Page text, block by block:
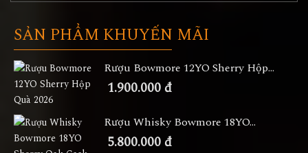
SẢN PHẨM KHUYẾN MÃI
Rượu Bowmore 12YO Sherry Hộp...
1.900.000 đ
Rượu Whisky Bowmore 18YO...
5.800.000 đ